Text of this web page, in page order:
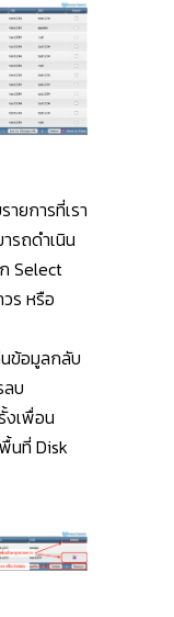
ายการที่เรา
รถดำเนิน
Select
ร หรือ
ข้อมูลกลับ
บ
งเพื่อน
นที่ Disk